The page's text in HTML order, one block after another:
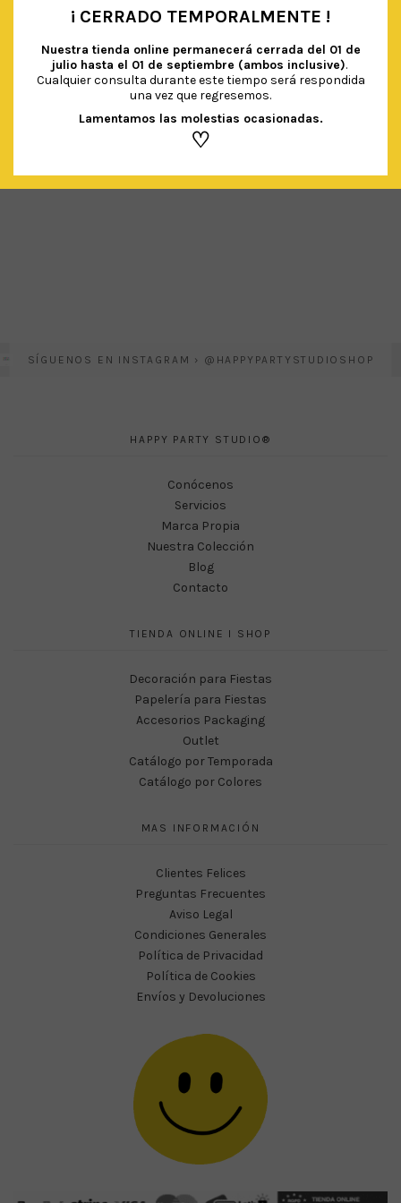
SÍGUENOS EN INSTAGRAM › @HAPPYPARTYSTUDIOSHOP
HAPPY PARTY STUDIO®
Conócenos
Servicios
Marca Propia
Nuestra Colección
Blog
Contacto
TIENDA ONLINE I SHOP
Decoración para Fiestas
Papelería para Fiestas
Accesorios Packaging
Outlet
Catálogo por Temporada
Catálogo por Colores
MAS INFORMACIÓN
Clientes Felices
Preguntas Frecuentes
Aviso Legal
Condiciones Generales
Política de Privacidad
Política de Cookies
Envíos y Devoluciones
¡ CERRADO TEMPORALMENTE !
Nuestra tienda online permanecerá cerrada del 01 de
julio hasta el 01 de septiembre (ambos inclusive).
Cualquier consulta durante este tiempo será respondida
una vez que regresemos.
Lamentamos las molestias ocasionadas.
♡